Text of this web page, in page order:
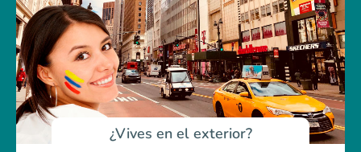
¿Vives en el exterior?